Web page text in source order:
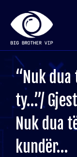
“Nuk
ty…”/
Nuk dua
kundër…